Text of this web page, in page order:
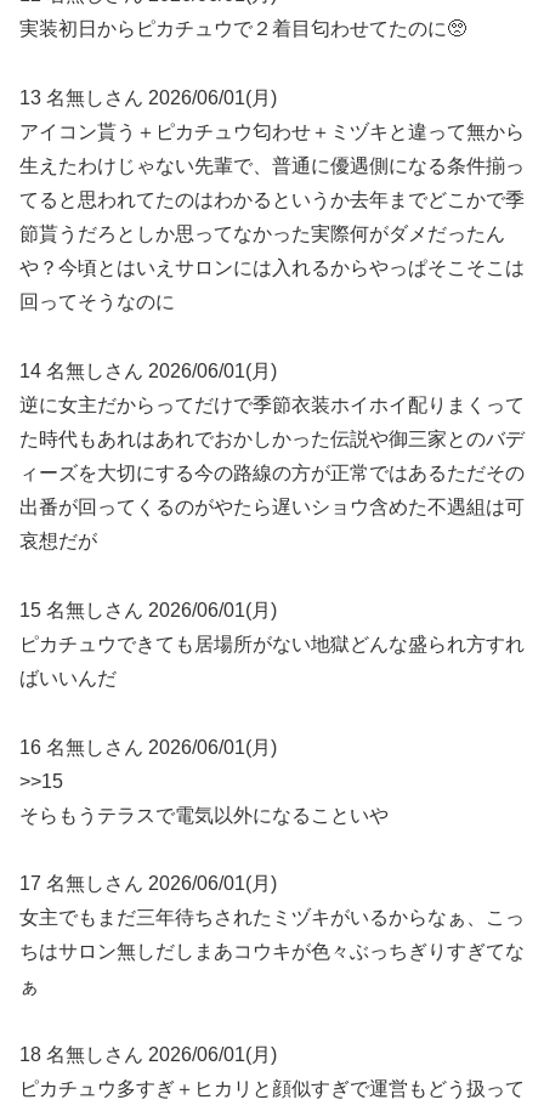
実装初日からピカチュウで２着目匂わせてたのに🥺
13 名無しさん 2026/06/01(月)
アイコン貰う＋ピカチュウ匂わせ＋ミヅキと違って無から
生えたわけじゃない先輩で、普通に優遇側になる条件揃っ
てると思われてたのはわかるというか去年までどこかで季
節貰うだろとしか思ってなかった実際何がダメだったん
や？今頃とはいえサロンには入れるからやっぱそこそこは
回ってそうなのに
14 名無しさん 2026/06/01(月)
逆に女主だからってだけで季節衣装ホイホイ配りまくって
た時代もあれはあれでおかしかった伝説や御三家とのバデ
ィーズを大切にする今の路線の方が正常ではあるただその
出番が回ってくるのがやたら遅いショウ含めた不遇組は可
哀想だが
15 名無しさん 2026/06/01(月)
ピカチュウできても居場所がない地獄どんな盛られ方すれ
ばいいんだ
16 名無しさん 2026/06/01(月)
>>15
そらもうテラスで電気以外になることいや
17 名無しさん 2026/06/01(月)
女主でもまだ三年待ちされたミヅキがいるからなぁ、こっ
ちはサロン無しだしまあコウキが色々ぶっちぎりすぎてな
ぁ
18 名無しさん 2026/06/01(月)
ピカチュウ多すぎ＋ヒカリと顔似すぎで運営もどう扱って